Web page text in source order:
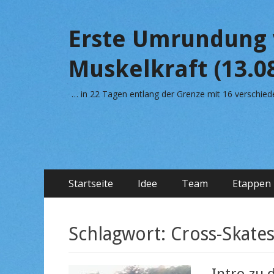
Erste
Muskelkraft
… in 22 Tagen entlang der Grenze mit 16
Primäres
Menü
Zum
Inhalt
Startseite Idee Team Etappen
Schlagwort: Cross-Skates